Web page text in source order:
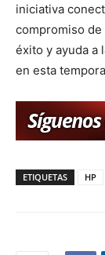
iniciativa
compromiso
éxito y ayuda a
en esta
ETIQUETAS HP